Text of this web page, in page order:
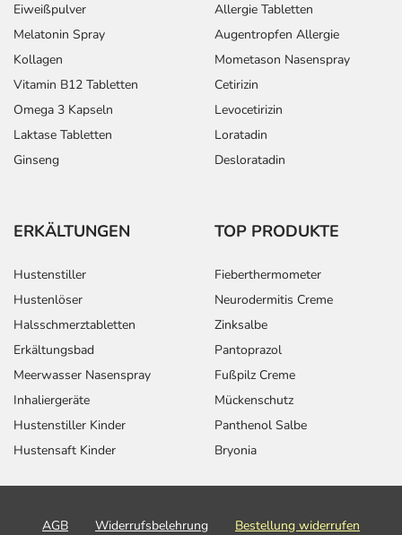
Eiweißpulver
Melatonin Spray
Kollagen
Vitamin B12 Tabletten
Omega 3 Kapseln
Laktase Tabletten
Ginseng
Allergie Tabletten
Augentropfen Allergie
Mometason Nasenspray
Cetirizin
Levocetirizin
Loratadin
Desloratadin
ERKÄLTUNGEN
Hustenstiller
Hustenlöser
Halsschmerztabletten
Erkältungsbad
Meerwasser Nasenspray
Inhaliergeräte
Hustenstiller Kinder
Hustensaft Kinder
TOP PRODUKTE
Fieberthermometer
Neurodermitis Creme
Zinksalbe
Pantoprazol
Fußpilz Creme
Mückenschutz
Panthenol Salbe
Bryonia
AGB Widerrufsbelehrung
Bestellung widerrufen